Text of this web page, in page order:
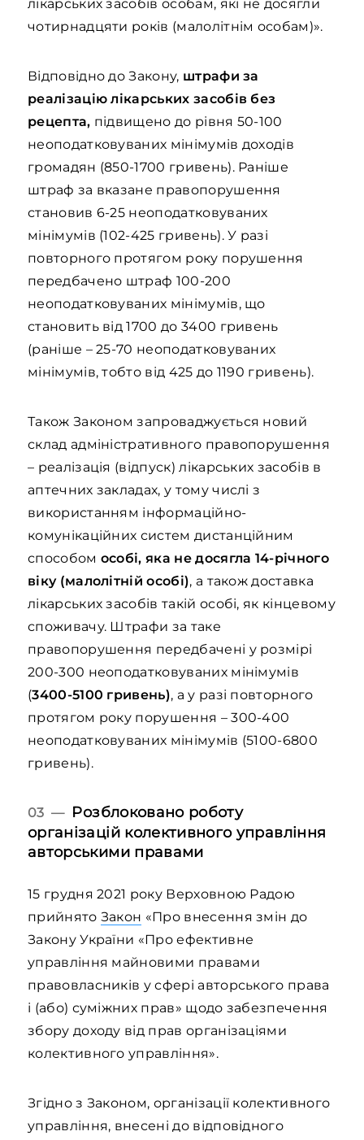
лікарських засобів особам, які не досягли
чотирнадцяти років (малолітнім особам)».
Відповідно до Закону, штрафи за
реалізацію лікарських засобів без
рецепта, підвищено до рівня 50-100
неоподатковуваних мінімумів доходів
громадян (850-1700 гривень). Раніше
штраф за вказане правопорушення
становив 6-25 неоподатковуваних
мінімумів (102-425 гривень). У разі
повторного протягом року порушення
передбачено штраф 100-200
неоподатковуваних мінімумів, що
становить від 1700 до 3400 гривень
(раніше – 25-70 неоподатковуваних
мінімумів, тобто від 425 до 1190 гривень).
Також Законом запроваджується новий
склад адміністративного правопорушення
– реалізація (відпуск) лікарських засобів в
аптечних закладах, у тому числі з
використанням інформаційно-
комунікаційних систем дистанційним
способом особі, яка не досягла 14-річного
віку (малолітній особі), а також доставка
лікарських засобів такій особі, як кінцевому
споживачу. Штрафи за таке
правопорушення передбачені у розмірі
200-300 неоподатковуваних мінімумів
(3400-5100 гривень), а у разі повторного
протягом року порушення – 300-400
неоподатковуваних мінімумів (5100-6800
гривень).
03 — Розблоковано роботу
організацій колективного управління
авторськими правами
15 грудня 2021 року Верховною Радою
прийнято Закон «Про внесення змін до
Закону України «Про ефективне
управління майновими правами
правовласників у сфері авторського права
і (або) суміжних прав» щодо забезпечення
збору доходу від прав організаціями
колективного управління».
Згідно з Законом, організації колективного
управління, внесені до відповідного